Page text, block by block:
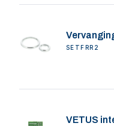
SETFRR2
VETUS